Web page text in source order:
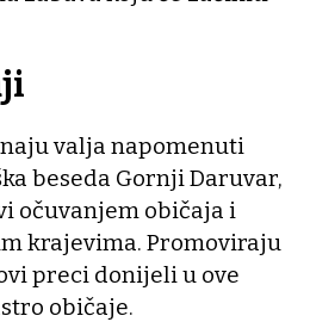
valja napomenuti
beseda Gornji Daruvar,
očuvanjem običaja i
krajevima. Promoviraju
preci donijeli u ove
običaje.